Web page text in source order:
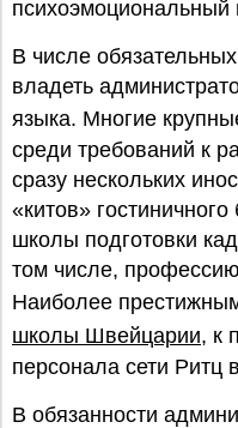
психоэмоциональный
В числе
владеть
языка. Многие
среди требований к
сразу нескольких
«китов»
школы подготовки
том числе,
Наиболее
школы Швейцарии, к
персонала сети Ритц
В обязанности